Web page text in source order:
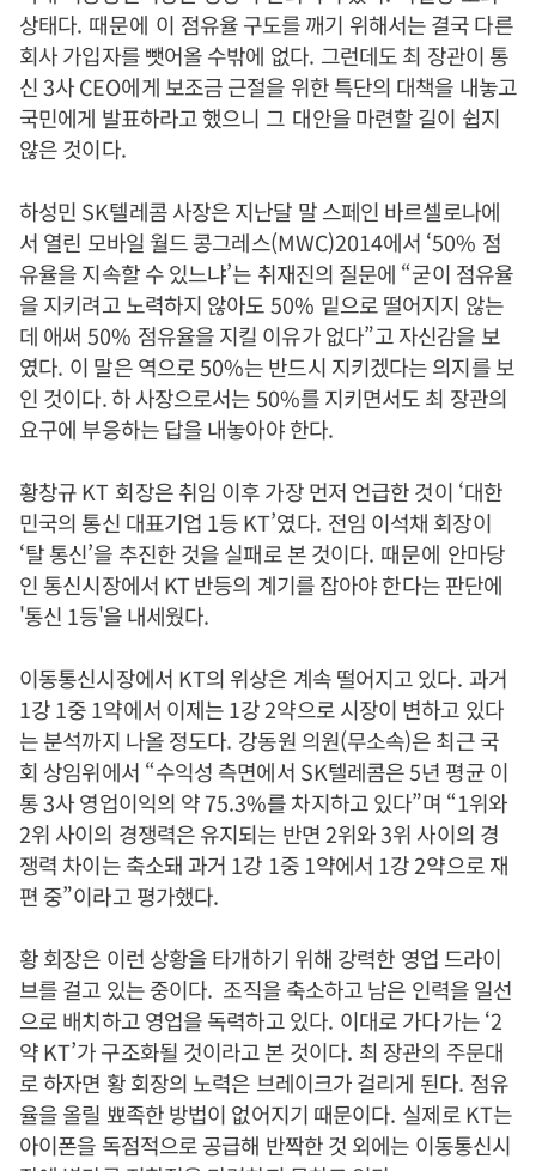
상태다. 때문에 이 점유율 구도를 깨기 위해서는 결국 다른
회사 가입자를 뺏어올 수밖에 없다. 그런데도 최 장관이 통
신3사CEO에게 보조금 근절을 위한 특단의 대책을 내놓고
국민에게 발표하라고 했으니 그 대안을 마련할 길이 쉽지
않은 것이다.
하성민 SK텔레콤 사장은 지난달 말 스페인 바르셀로나에
서 열린 모바일 월드 콩그레스(MWC)2014에서 ‘50% 점
유율을 지속할 수 있느냐’는 취재진의 질문에 “굳이 점유율
을 지키려고 노력하지 않아도50% 밑으로 떨어지지 않는
데 애써 50% 점유율을 지킬 이유가 없다”고 자신감을 보
였다. 이 말은 역으로50%는 반드시 지키겠다는 의지를 보
인 것이다. 하 사장으로서는50%를 지키면서도 최 장관의
요구에 부응하는 답을 내놓아야 한다.
황창규KT 회장은 취임 이후 가장 먼저 언급한 것이 ‘대한
민국의 통신 대표기업 1등KT’였다. 전임 이석채 회장이
‘탈 통신’을 추진한 것을 실패로 본 것이다. 때문에 안마당
인 통신시장에서 KT 반등의 계기를 잡아야 한다는 판단에
'통신 1등'을 내세웠다.
이동통신시장에서 KT의 위상은 계속 떨어지고 있다. 과거
1강1중1약에서 이제는1강2약으로 시장이 변하고 있다
는 분석까지 나올 정도다. 강동원 의원(무소속)은 최근 국
회 상임위에서 “수익성 측면에서 SK텔레콤은5년 평균 이
통3사 영업이익의 약75.3%를 차지하고 있다”며 “1위와
2위 사이의 경쟁력은 유지되는 반면 2위와3위 사이의 경
쟁력 차이는 축소돼 과거 1강 1중1약에서 1강2약으로 재
편 중”이라고 평가했다.
황 회장은 이런 상황을 타개하기 위해 강력한 영업 드라이
브를 걸고 있는 중이다. 조직을 축소하고 남은 인력을 일선
으로 배치하고 영업을 독력하고 있다. 이대로 가다가는‘2
약KT’가 구조화될 것이라고 본 것이다. 최 장관의 주문대
로 하자면 황 회장의 노력은 브레이크가 걸리게 된다. 점유
율을 올릴 뾰족한 방법이 없어지기 때문이다. 실제로KT는
아이폰을 독점적으로 공급해 반짝한 것 외에는 이동통신시